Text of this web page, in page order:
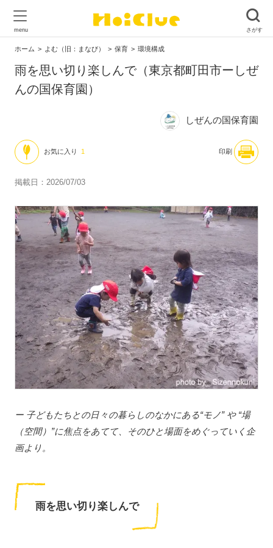
ホーム よむ（旧：まなび） 保育 環境構成
雨を思い切り楽しんで（東京都町田市ーしぜ
んの国保育園）
しぜんの国保育園
お気に入り 1 印刷
掲載日：2026/07/03
ー 子どもたちとの日々の暮らしのなかにある“モノ” や “場
（空間）”に焦点をあてて、そのひと場面をめぐっていく企
画より。
雨を思い切り楽しんで